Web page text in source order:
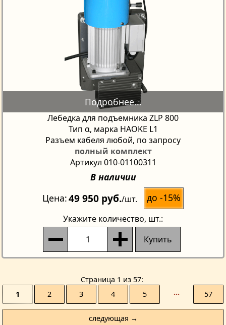
Лебедка для подъемника ZLP 800
Тип α, марка HAOKE L1
Разъем кабеля любой, по запросу
полный комплект
Артикул 010-01100311
В наличии
Цена 49 950 руб./шт. до -15%
Укажите количество, шт.:
Купить
Страницa 1 из 57
1
2 3 4 5 ··· 57
следующая →